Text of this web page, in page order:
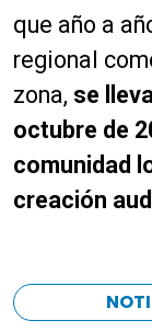
que año a
regional
zona, se
octubre de
comunidad
creación